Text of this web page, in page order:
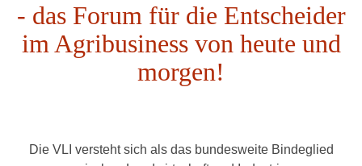
- das Forum für die Entscheider
im Agribusiness von heute und
morgen!
Die VLI versteht sich als das bundesweite Bindeglied